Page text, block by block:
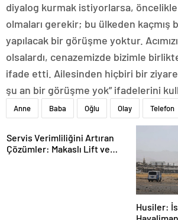
diyalog kurmak istiyorlarsa,
olmaları gerekir; bu ülkeden kaçmış
yapılacak bir görüşme yoktur.
olsalardı, cenazemizde bizimle
ifade etti. Ailesinden hiçbiri bir
şu an bir görüşme yok” ifadelerini
Anne Baba Oğlu Olay Telefon
Servis Verimliliğini Artıran
Çözümler: Makaslı Lift ve
Husiler: